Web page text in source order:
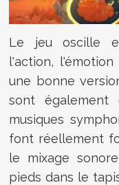
Le jeu oscille
l'action,
une bonne
sont également
musiques
font réellement
le mixage
pieds dans le